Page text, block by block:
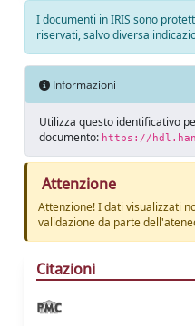
I documenti in IRIS sono
riservati, salvo diversa
Informazioni
Utilizza questo identificativo
documento: https://
Attenzione
Attenzione! I dati visualizzati
validazione da parte
Citazioni